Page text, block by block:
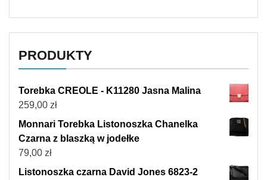
PRODUKTY
Torebka CREOLE - K11280 Jasna Malina
259,00 zł
Monnari Torebka Listonoszka Chanelka
Czarna z blaszką w jodełke
79,00 zł
Listonoszka czarna David Jones 6823-2